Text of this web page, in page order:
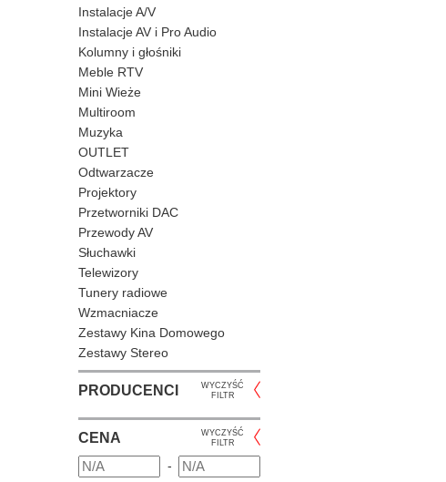
Instalacje A/V
Instalacje AV i Pro Audio
Kolumny i głośniki
Meble RTV
Mini Wieże
Multiroom
Muzyka
OUTLET
Odtwarzacze
Projektory
Przetworniki DAC
Przewody AV
Słuchawki
Telewizory
Tunery radiowe
Wzmacniacze
Zestawy Kina Domowego
Zestawy Stereo
PRODUCENCI
WYCZYŚĆ
FILTR
CENA
WYCZYŚĆ
FILTR
-